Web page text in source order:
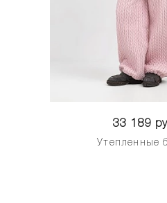
33 189
Утепленные